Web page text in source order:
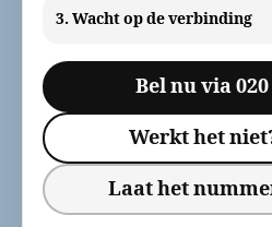
3. Wacht op de verbinding
Bel nu via 020
Werkt het
Laat het